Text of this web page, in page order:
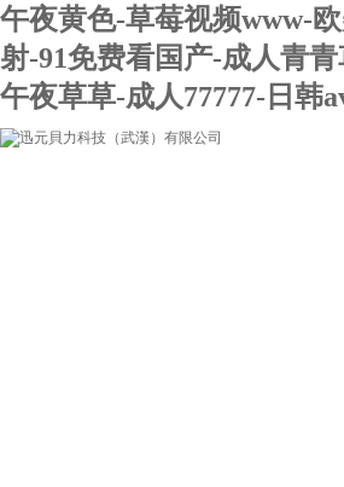
午夜黄色-草莓视频www-
射-91免费看国产-成人青
午夜草草-成人77777-日韩